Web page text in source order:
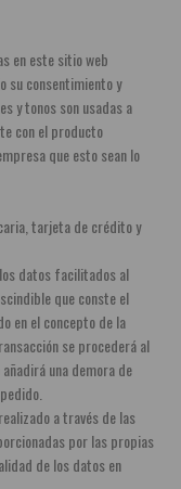
en este sitio web
su consentimiento y
y tonos son usadas a
con el producto
que esto sean lo
tarjeta de crédito y
datos facilitados al
que conste el
en el concepto de la
se procederá al
una demora de
a través de las
por las propias
de los datos en